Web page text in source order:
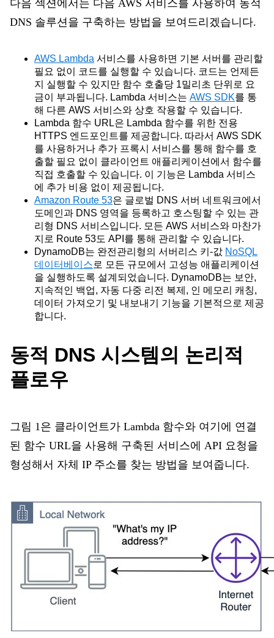
다음 섹션에서는 다음 AWS 서비스를 사용하여 동적
DNS 솔루션을 구축하는 방법을 보여드리겠습니다.
AWS Lambda 서비스를 사용하면 기본 서버를 관리할
필요 없이 코드를 실행할 수 있습니다. 코드는 언제든
지 실행할 수 있지만 함수 호출당 1밀리초 단위로 요
금이 부과됩니다. Lambda 서비스는 AWS SDK를 통
해 다른 AWS 서비스와 상호 작용할 수 있습니다.
Lambda 함수 URL은 Lambda 함수를 위한 전용
HTTPS 엔드포인트를 제공합니다. 따라서 AWS SDK
를 사용하거나 추가 프록시 서비스를 통해 함수를 호
출할 필요 없이 클라이언트 애플리케이션에서 함수를
직접 호출할 수 있습니다. 이 기능은 Lambda 서비스
에 추가 비용 없이 제공됩니다.
Amazon Route 53은 글로벌 DNS 서버 네트워크에서
도메인과 DNS 영역을 등록하고 호스팅할 수 있는 관
리형 DNS 서비스입니다. 모든 AWS 서비스와 마찬가
지로 Route 53도 API를 통해 관리할 수 있습니다.
DynamoDB는 완전관리형의 서버리스 키-값 NoSQL
데이터베이스로 모든 규모에서 고성능 애플리케이션
을 실행하도록 설계되었습니다. DynamoDB는 보안,
지속적인 백업, 자동 다중 리전 복제, 인 메모리 캐칭,
데이터 가져오기 및 내보내기 기능을 기본적으로 제공
합니다.
동적 DNS 시스템의 논리적
플로우
그림 1은 클라이언트가 Lambda 함수와 여기에 연결
된 함수 URL을 사용해 구축된 서비스에 API 요청을
형성해서 자체 IP 주소를 찾는 방법을 보여줍니다.